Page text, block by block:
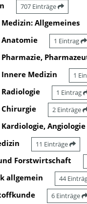
707 Einträge
Medizin: Allgemeines
Anatomie 1 Eintrag
Pharmazie,
Innere Medizin 1
Radiologie 1 Eintrag
Chirurgie 2 Einträge
Kardiologie, Angiologie
11 Einträge
Forstwirtschaft
allgemein 44
6 Einträge